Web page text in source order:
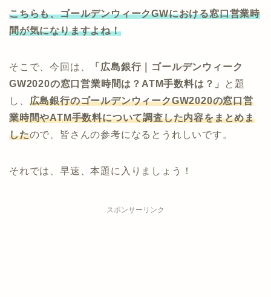
こちらも、ゴールデンウィークGWにおける窓口営業時
間が気になりますよね！
そこで、今回は、
「広島銀行｜ゴールデンウィーク
GW2020の窓口営業時間は？ATM手数料は？」
と題
し、 広島銀行のゴールデンウィークGW2020の窓口営
業時間やATM手数料について調査した内容をまとめま
したので、皆さんの参考になるとうれしいです。
それでは、早速、本題に入りましょう！
スポンサーリンク